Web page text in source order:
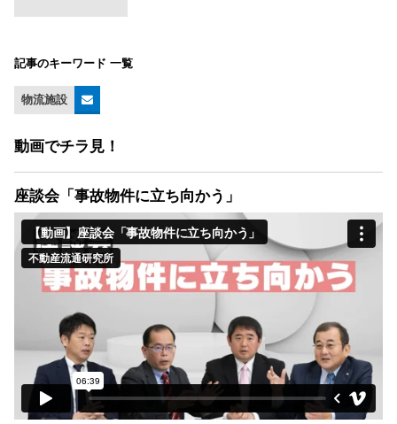
記事のキーワード 一覧
物流施設
動画でチラ見！
座談会「事故物件に立ち向かう」